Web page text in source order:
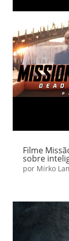
Filme
sobre
por Mirko